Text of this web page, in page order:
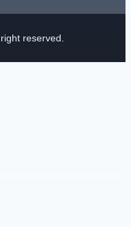
reserved.